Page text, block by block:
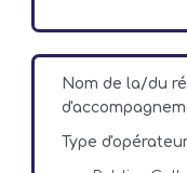
Nom de la/du
Type